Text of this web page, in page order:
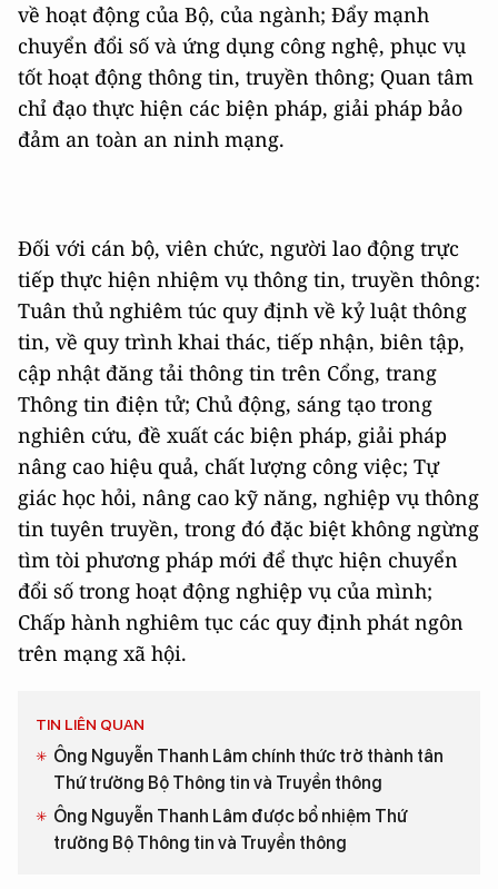
về hoạt động của Bộ, của ngành; Đẩy mạnh
chuyển đổi số và ứng dụng công nghệ, phục vụ
tốt hoạt động thông tin, truyền thông; Quan tâm
chỉ đạo thực hiện các biện pháp, giải pháp bảo
đảm an toàn an ninh mạng.
Đối với cán bộ, viên chức, người lao động trực
tiếp thực hiện nhiệm vụ thông tin, truyền thông:
Tuân thủ nghiêm túc quy định về kỷ luật thông
tin, về quy trình khai thác, tiếp nhận, biên tập,
cập nhật đăng tải thông tin trên Cổng, trang
Thông tin điện tử; Chủ động, sáng tạo trong
nghiên cứu, đề xuất các biện pháp, giải pháp
nâng cao hiệu quả, chất lượng công việc; Tự
giác học hỏi, nâng cao kỹ năng, nghiệp vụ thông
tin tuyên truyền, trong đó đặc biệt không ngừng
tìm tòi phương pháp mới để thực hiện chuyển
đổi số trong hoạt động nghiệp vụ của mình;
Chấp hành nghiêm tục các quy định phát ngôn
trên mạng xã hội.
TIN LIÊN QUAN
Ông Nguyễn Thanh Lâm chính thức trở thành tân
Thứ trưởng Bộ Thông tin và Truyền thông
Ông Nguyễn Thanh Lâm được bổ nhiệm Thứ
trưởng Bộ Thông tin và Truyền thông